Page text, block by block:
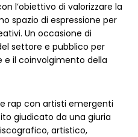
l’obiettivo di valorizzare la
spazio di espressione per
Un occasione di
settore e pubblico per
e il coinvolgimento della
rap con artisti emergenti
giudicato da una giuria
artistico,